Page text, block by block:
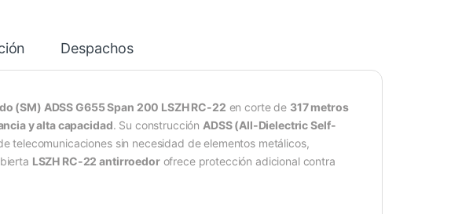
Despachos
(SM) ADSS G655 Span 200 LSZH RC-22 en corte de 317 metros
y alta capacidad. Su construcción ADSS (All-Dielectric Self-
telecomunicaciones sin necesidad de elementos metálicos,
LSZH RC-22 antirroedorofrece protección adicional contra